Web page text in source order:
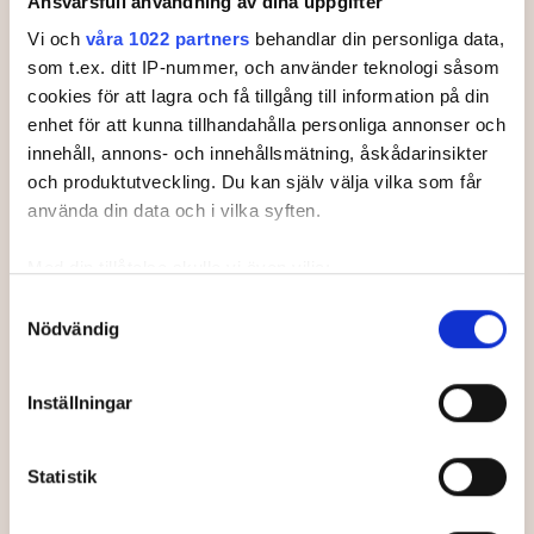
Vi och våra 1022 partners behandlar din personliga data,
som t.ex. ditt IP-nummer, och använder teknologi såsom
cookies för att lagra och få tillgång till information på din
enhet för att kunna tillhandahålla personliga annonser och
innehåll, annons- och innehållsmätning, åskådarinsikter
och produktutveckling. Du kan själv välja vilka som får
använda din data och i vilka syften.
kan ha en noggrannhet på upp till flera meter
Ta reda på mer om hur dina personliga uppgifter
Du kan ändra eller dra tillbaka ditt samtycke när som
Nödvändig
Inställningar
Statistik
ÖSTLING, Samuel
51 ÖSTERBERG, Simon
52 VON SICARD, Hugo
54 KÅGSTRÖM, Vidar
55 TENGBLAD, Ludvig
56
59